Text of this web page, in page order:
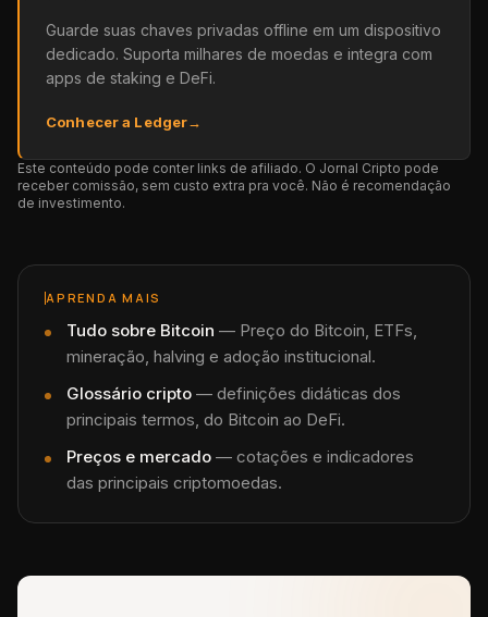
Guarde suas chaves privadas offline em um dispositivo
dedicado. Suporta milhares de moedas e integra com
apps de staking e DeFi.
Conhecer a Ledger→
Este conteúdo pode conter links de afiliado. O Jornal Cripto pode
receber comissão, sem custo extra pra você. Não é recomendação
de investimento.
APRENDA MAIS
Tudo sobre Bitcoin — Preço do Bitcoin, ETFs,
mineração, halving e adoção institucional.
Glossário cripto — definições didáticas dos
principais termos, do Bitcoin ao DeFi.
Preços e mercado — cotações e indicadores
das principais criptomoedas.